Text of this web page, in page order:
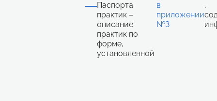
Паспорта
практик –
описание
практик по
форме,
установленной
в
приложении
№3
,